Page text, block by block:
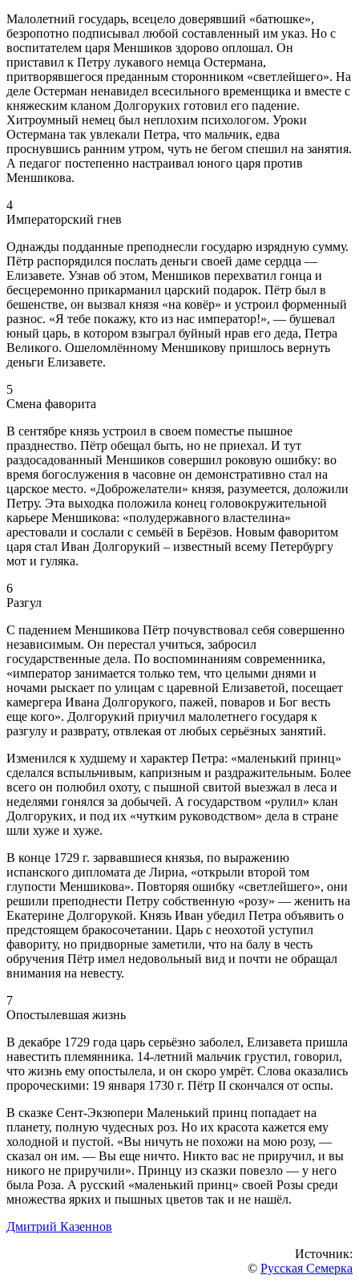
Малолетний государь, всецело доверявший «батюшке»,
безропотно подписывал любой составленный им указ. Но с
воспитателем царя Меншиков здорово оплошал. Он
приставил к Петру лукавого немца Остермана,
притворявшегося преданным сторонником «светлейшего». На
деле Остерман ненавидел всесильного временщика и вместе с
княжеским кланом Долгоруких готовил его падение.
Хитроумный немец был неплохим психологом. Уроки
Остермана так увлекали Петра, что мальчик, едва
проснувшись ранним утром, чуть не бегом спешил на занятия.
А педагог постепенно настраивал юного царя против
Меншикова.
4
Императорский гнев
Однажды подданные преподнесли государю изрядную сумму.
Пётр распорядился послать деньги своей даме сердца —
Елизавете. Узнав об этом, Меншиков перехватил гонца и
бесцеремонно прикарманил царский подарок. Пётр был в
бешенстве, он вызвал князя «на ковёр» и устроил форменный
разнос. «Я тебе покажу, кто из нас император!», — бушевал
юный царь, в котором взыграл буйный нрав его деда, Петра
Великого. Ошеломлённому Меншикову пришлось вернуть
деньги Елизавете.
5
Смена фаворита
В сентябре князь устроил в своем поместье пышное
празднество. Пётр обещал быть, но не приехал. И тут
раздосадованный Меншиков совершил роковую ошибку: во
время богослужения в часовне он демонстративно стал на
царское место. «Доброжелатели» князя, разумеется, доложили
Петру. Эта выходка положила конец головокружительной
карьере Меншикова: «полудержавного властелина»
арестовали и сослали с семьёй в Берёзов. Новым фаворитом
царя стал Иван Долгорукий – известный всему Петербургу
мот и гуляка.
6
Разгул
С падением Меншикова Пётр почувствовал себя совершенно
независимым. Он перестал учиться, забросил
государственные дела. По воспоминаниям современника,
«император занимается только тем, что целыми днями и
ночами рыскает по улицам с царевной Елизаветой, посещает
камергера Ивана Долгорукого, пажей, поваров и Бог весть
еще кого». Долгорукий приучил малолетнего государя к
разгулу и разврату, отвлекая от любых серьёзных занятий.
Изменился к худшему и характер Петра: «маленький принц»
сделался вспыльчивым, капризным и раздражительным. Более
всего он полюбил охоту, с пышной свитой выезжал в леса и
неделями гонялся за добычей. А государством «рулил» клан
Долгоруких, и под их «чутким руководством» дела в стране
шли хуже и хуже.
В конце 1729 г. зарвавшиеся князья, по выражению
испанского дипломата де Лириа, «открыли второй том
глупости Меншикова». Повторяя ошибку «светлейшего», они
решили преподнести Петру собственную «розу» — женить на
Екатерине Долгорукой. Князь Иван убедил Петра объявить о
предстоящем бракосочетании. Царь с неохотой уступил
фавориту, но придворные заметили, что на балу в честь
обручения Пётр имел недовольный вид и почти не обращал
внимания на невесту.
7
Опостылевшая жизнь
В декабре 1729 года царь серьёзно заболел, Елизавета пришла
навестить племянника. 14-летний мальчик грустил, говорил,
что жизнь ему опостылела, и он скоро умрёт. Слова оказались
пророческими: 19 января 1730 г. Пётр II скончался от оспы.
В сказке Сент-Экзюпери Маленький принц попадает на
планету, полную чудесных роз. Но их красота кажется ему
холодной и пустой. «Вы ничуть не похожи на мою розу, —
сказал он им. — Вы еще ничто. Никто вас не приручил, и вы
никого не приручили». Принцу из сказки повезло — у него
была Роза. А русский «маленький принц» своей Розы среди
множества ярких и пышных цветов так и не нашёл.
Дмитрий Казеннов
Источник:
© Русская Семерка